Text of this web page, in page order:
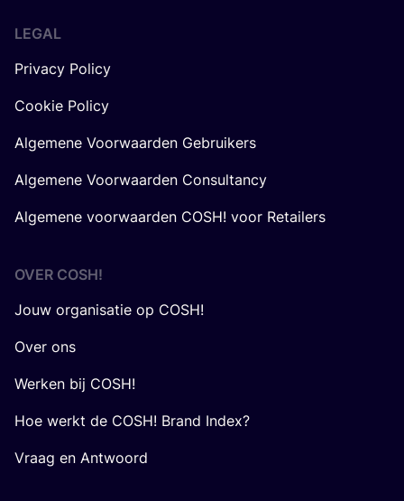
LEGAL
Privacy Policy
Cookie Policy
Algemene Voorwaarden Gebruikers
Algemene Voorwaarden Consultancy
Algemene voorwaarden COSH! voor Retailers
OVER COSH!
Jouw organisatie op COSH!
Over ons
Werken bij COSH!
Hoe werkt de COSH! Brand Index?
Vraag en Antwoord